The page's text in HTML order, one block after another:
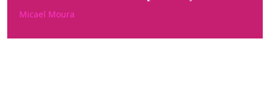
Micael Moura